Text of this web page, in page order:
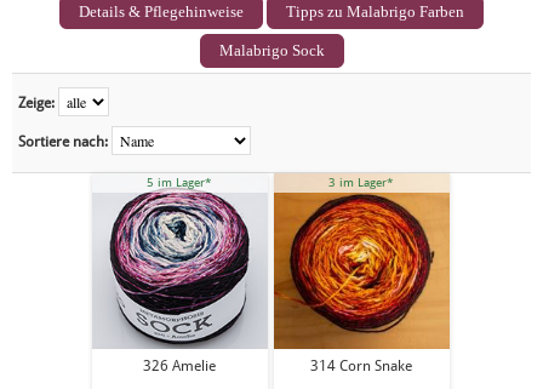
Details & Pflegehinweise Tipps zu Malabrigo Farben
Malabrigo Sock
Zeige:
Sortiere nach:
5 im Lager*
326 Amelie
3 im Lager*
314 Corn Snake